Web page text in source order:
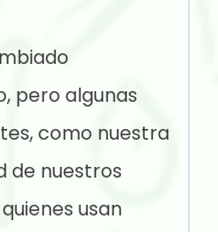
pero algunas
como nuestra
de nuestros
usan